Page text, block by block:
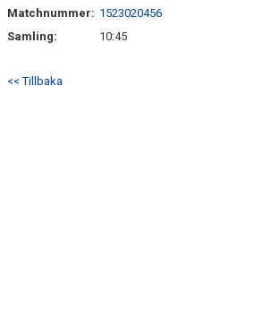
Matchnummer: 1523020456
Samling:
10:45
<< Tillbaka